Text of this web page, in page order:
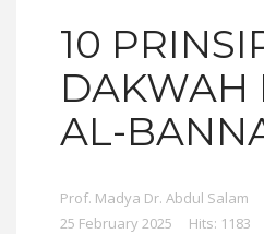
10
DAKWAH
AL-
Prof. Madya Dr. Abdul Salam
25 February 2025
Hits: 1183